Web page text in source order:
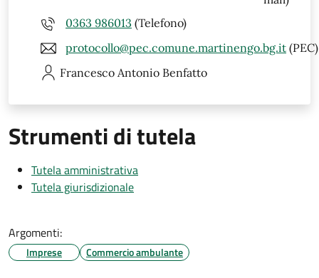
0363 986013 (Telefono)
protocollo@pec.comune.martinengo.bg.it (PEC)
Francesco Antonio Benfatto
Strumenti di tutela
Tutela amministrativa
Tutela giurisdizionale
Argomenti:
Imprese Commercio ambulante